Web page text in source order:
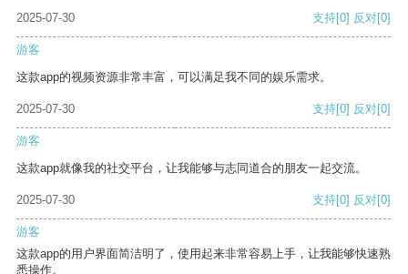
2025-07-30
支持[0] 反对[0]
游客
这款app的视频资源非常丰富，可以满足我不同的娱乐需求。
2025-07-30 支持[0] 反对[0]
游客
这款app就像我的社交平台，让我能够与志同道合的朋友一起交流。
2025-07-30 支持[0] 反对[0]
游客
这款app的用户界面简洁明了，使用起来非常容易上手，让我能够快速熟
悉操作。